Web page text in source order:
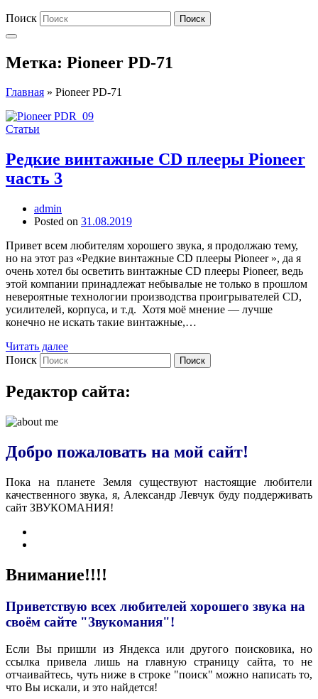
Поиск Поиск
Метка: Pioneer PD-71
Главная » Pioneer PD-71
Статьи
Редкие винтажные CD плееры Pioneer
часть 3
admin
Posted on 31.08.2019
Привет всем любителям хорошего звука, я продолжаю тему,
но на этот раз «Редкие винтажные CD плееры Pioneer », да я
очень хотел бы осветить винтажные CD плееры Pioneer, ведь
этой компании принадлежат небывалые не только в прошлом
невероятные технологии производства проигрывателей CD,
усилителей, корпуса, и т.д. Хотя моё мнение — лучше
конечно не искать такие винтажные,…
Читать далее
Поиск
Поиск
Редактор сайта:
Добро пожаловать на мой сайт!
Пока на планете Земля существуют настоящие любители
качественного звука, я, Александр Левчук буду поддерживать
сайт ЗВУКОМАНИЯ!
Внимание!!!!
Приветствую всех любителей хорошего звука на
своём сайте "Звукомания"!
Если Вы пришли из Яндекса или другого поисковика, но
ссылка привела лишь на главную страницу сайта, то не
отчаивайтесь, чуть ниже в строке "поиск" можно написать то,
что Вы искали, и это найдется!